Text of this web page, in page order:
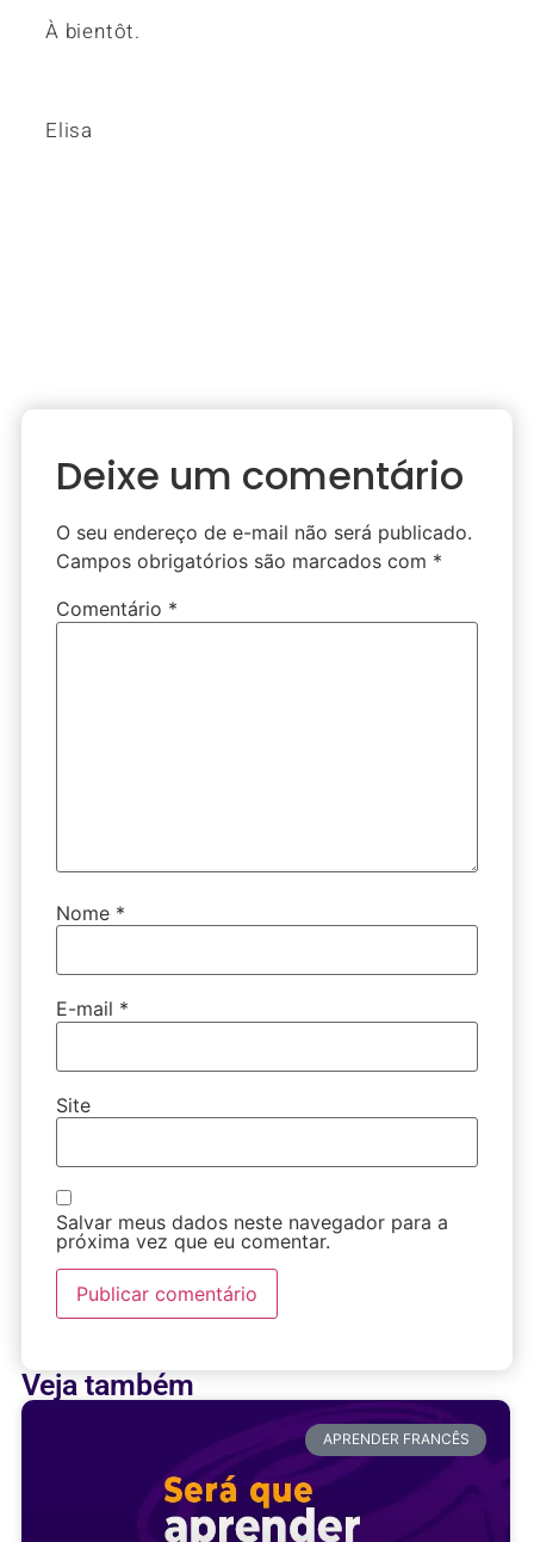
À bientôt.
Elisa
Deixe um comentário
O seu endereço de e-mail não será publicado.
Campos obrigatórios são marcados com *
Comentário *
Nome *
E-mail *
Site
Salvar meus dados neste navegador para a
próxima vez que eu comentar.
Veja também
APRENDER FRANCÊS